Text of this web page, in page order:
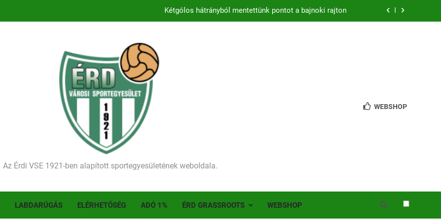
Kétgólos hátrányból mentettünk pontot a bajnoki rajton
Történelmet írt az I. Érdi Football Fesztivál – több mint 200 játékos lépett pályára Érden
Ellenfelünk visszalépése miatt játék nélkül jutottunk tovább a MOL Magyar Kupában
Kezdődik a 2026–2027-es szezon – hazai pályán rajtol az Érdi VSE!
Történelmet írt az I. Érdi Football Fesztivál – több mint 200 játékos lépett pályára Érden
Az Érdi VSE 1921-ben alapított sportegyesületének weboldala.
WEBSHOP
LABDARÚGÁS ELÉRHETŐSÉG ADÓ 1% ÉRD GRASSROOTS WEBSHOP